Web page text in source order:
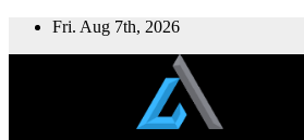
Skip
Fri. Aug 7th, 2026